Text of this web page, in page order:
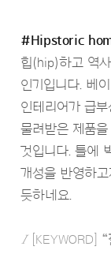
#Hipstoric
힙(hip)하고 역
인기입니다. 베
인테리어가 급
물려받은 제품
것입니다. 틀에
개성을 반영하
듯하네요.
Ι[KEYWORD]